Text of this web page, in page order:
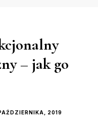
– jak go
2019